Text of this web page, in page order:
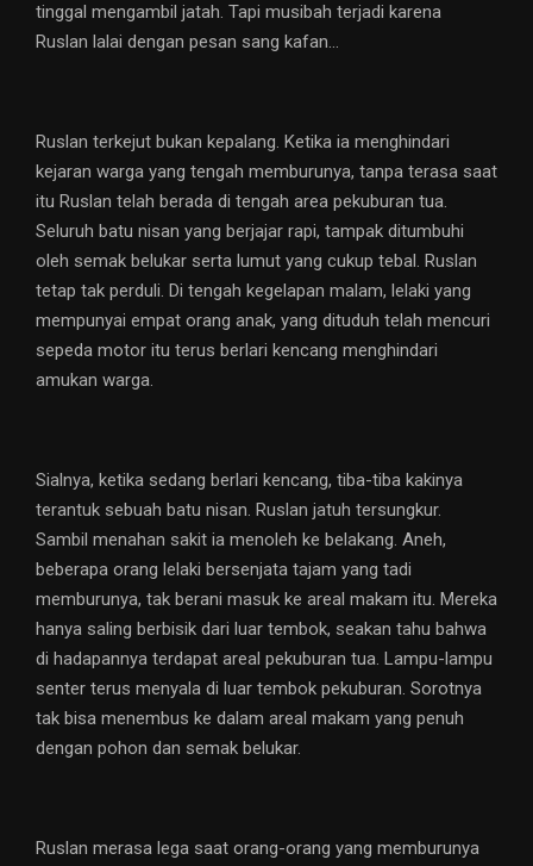
tinggal mengambil jatah. Tapi musibah terjadi karena
Ruslan lalai dengan pesan sang kafan…
Ruslan terkejut bukan kepalang. Ketika ia menghindari
kejaran warga yang tengah memburunya, tanpa terasa saat
itu Ruslan telah berada di tengah area pekuburan tua.
Seluruh batu nisan yang berjajar rapi, tampak ditumbuhi
oleh semak belukar serta lumut yang cukup tebal. Ruslan
tetap tak perduli. Di tengah kegelapan malam, lelaki yang
mempunyai empat orang anak, yang dituduh telah mencuri
sepeda motor itu terus berlari kencang menghindari
amukan warga.
Sialnya, ketika sedang berlari kencang, tiba-tiba kakinya
terantuk sebuah batu nisan. Ruslan jatuh tersungkur.
Sambil menahan sakit ia menoleh ke belakang. Aneh,
beberapa orang lelaki bersenjata tajam yang tadi
memburunya, tak berani masuk ke areal makam itu. Mereka
hanya saling berbisik dari luar tembok, seakan tahu bahwa
di hadapannya terdapat areal pekuburan tua. Lampu-lampu
senter terus menyala di luar tembok pekuburan. Sorotnya
tak bisa menembus ke dalam areal makam yang penuh
dengan pohon dan semak belukar.
Ruslan merasa lega saat orang-orang yang memburunya